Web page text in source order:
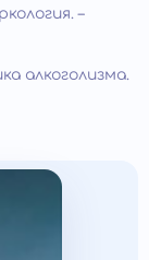
–
алкоголизма.